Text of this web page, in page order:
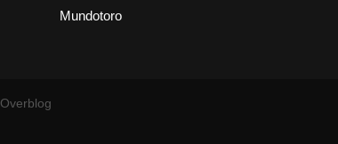
Mundotoro
Overblog